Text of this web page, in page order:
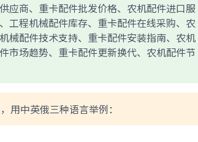
应商、重卡配件批发价格、农机配件进口服
工程机械配件库存、重卡配件在线采购、农
械配件技术支持、重卡配件安装指南、农机
市场趋势、重卡配件更新换代、农机配件节
用中英俄三种语言举例：